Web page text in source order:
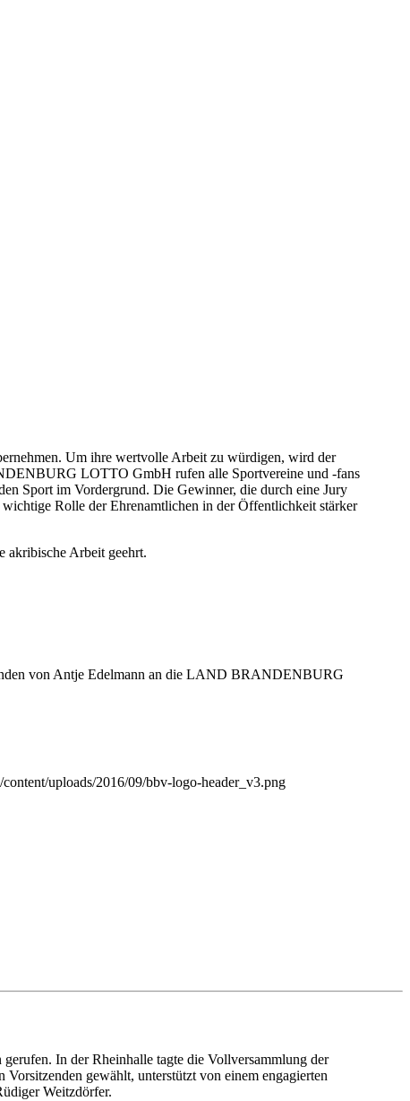
Um ihre wertvolle Arbeit zu würdigen, wird der
LOTTO GmbH rufen alle Sportvereine und -fans
Sport im Vordergrund. Die Gewinner, die durch eine Jury
Rolle der Ehrenamtlichen in der Öffentlichkeit stärker
akribische Arbeit geehrt.
von Antje Edelmann an die LAND BRANDENBURG
uploads/2016/09/bbv-logo-header_v3.png
In der Rheinhalle tagte die Vollversammlung der
gewählt, unterstützt von einem engagierten
Weitzdörfer.